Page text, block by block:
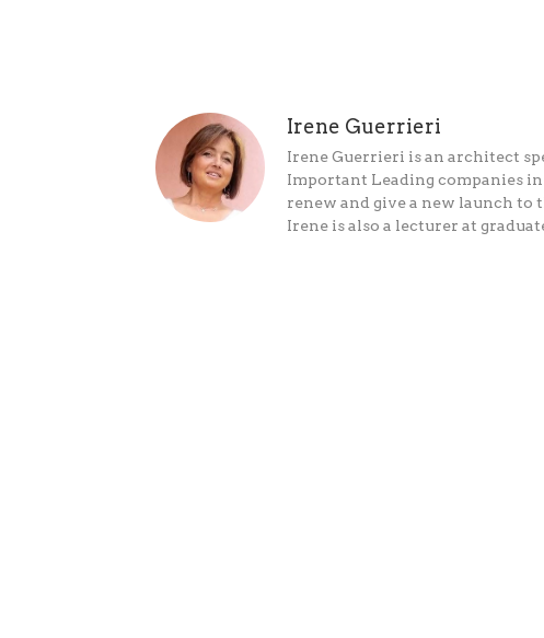
Irene Guerrieri
Irene Guerrieri is an architect
Important Leading companies
renew and give a new launch to
Irene is also a lecturer at